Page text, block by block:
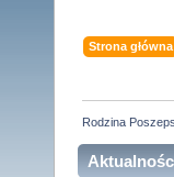
Strona główna
Rodzina